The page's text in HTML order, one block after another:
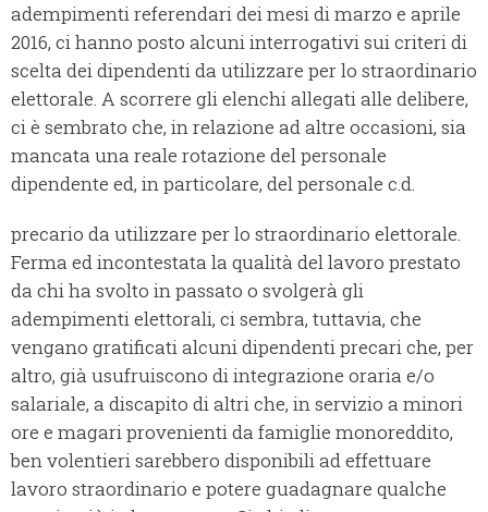
adempimenti referendari dei mesi di marzo e aprile
2016, ci hanno posto alcuni interrogativi sui criteri di
scelta dei dipendenti da utilizzare per lo straordinario
elettorale. A scorrere gli elenchi allegati alle delibere,
ci è sembrato che, in relazione ad altre occasioni, sia
mancata una reale rotazione del personale
dipendente ed, in particolare, del personale c.d.
precario da utilizzare per lo straordinario elettorale.
Ferma ed incontestata la qualità del lavoro prestato
da chi ha svolto in passato o svolgerà gli
adempimenti elettorali, ci sembra, tuttavia, che
vengano gratificati alcuni dipendenti precari che, per
altro, già usufruiscono di integrazione oraria e/o
salariale, a discapito di altri che, in servizio a minori
ore e magari provenienti da famiglie monoreddito,
ben volentieri sarebbero disponibili ad effettuare
lavoro straordinario e potere guadagnare qualche